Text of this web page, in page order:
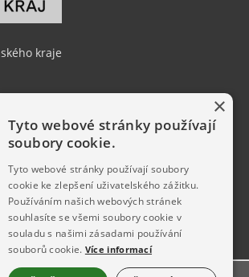
kraje
o regionu
×
Tyto webové stránky používají
soubory cookie.
Tyto webové stránky používají soubory
cookie ke zlepšení uživatelského zážitku.
Používáním našich webových stránek
souhlasíte se všemi soubory cookie v
souladu s našimi zásadami používání
souborů cookie. Více informací